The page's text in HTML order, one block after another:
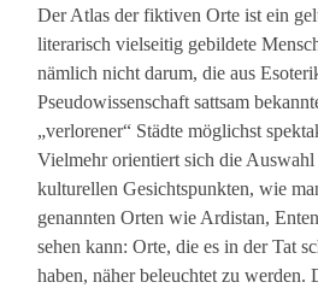
Der Atlas der fiktiven Orte ist ein
literarisch vielseitig gebildete
nämlich nicht darum, die aus
Pseudowissenschaft sattsam
„verlorener“ Städte möglichst
Vielmehr orientiert sich die
kulturellen Gesichtspunkten, wie
genannten Orten wie Ardistan,
sehen kann: Orte, die es in der Tat
haben, näher beleuchtet zu werden.